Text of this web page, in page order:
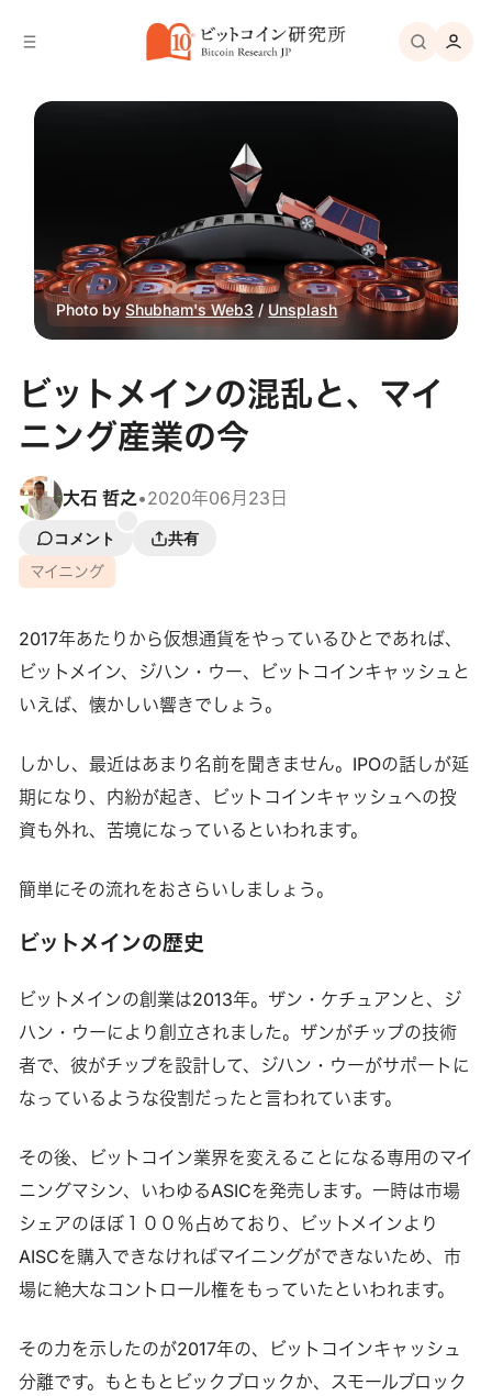
Photo byShubham's Web3 /Unsplash
ビットメインの混乱と、マイ
ニング産業の今
大石 哲之•2020年06月23日
コメント
共有
マイニング
2017年あたりから仮想通貨をやっているひとであれば、
ビットメイン、ジハン・ウー、ビットコインキャッシュと
いえば、懐かしい響きでしょう。
しかし、最近はあまり名前を聞きません。IPOの話しが延
期になり、内紛が起き、ビットコインキャッシュへの投
資も外れ、苦境になっているといわれます。
簡単にその流れをおさらいしましょう。
ビットメインの歴史
ビットメインの創業は2013年。ザン・ケチュアンと、ジ
ハン・ウーにより創立されました。ザンがチップの技術
者で、彼がチップを設計して、ジハン・ウーがサポートに
なっているような役割だったと言われています。
その後、ビットコイン業界を変えることになる専用のマイ
ニングマシン、いわゆるASICを発売します。一時は市場
シェアのほぼ１００％占めており、ビットメインより
AISCを購入できなければマイニングができないため、市
場に絶大なコントロール権をもっていたといわれます。
その力を示したのが2017年の、ビットコインキャッシュ
分離です。もともとビックブロックか、スモールブロック